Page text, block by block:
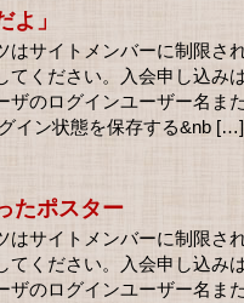
よ」
はサイトメンバーに制限さ
てください。入会申し込み
ザのログインユーザー名ま
イン状態を保存する&nb […]
たポスター
はサイトメンバーに制限さ
てください。入会申し込み
ザのログインユーザー名ま